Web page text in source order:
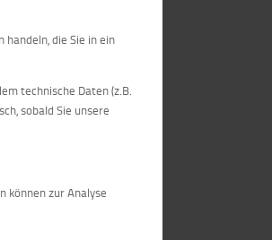
handeln, die Sie in ein
technische Daten (z.B.
sobald Sie unsere
können zur Analyse